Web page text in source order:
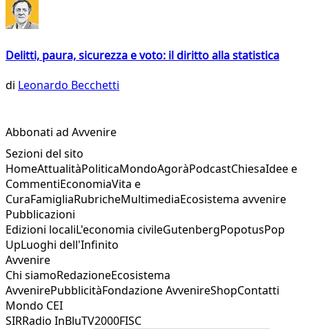
Delitti, paura, sicurezza e voto: il diritto alla statistica
di Leonardo Becchetti
Abbonati ad Avvenire
Sezioni del sito
HomeAttualitàPoliticaMondoAgoràPodcastChiesaIdee e
CommentiEconomiaVita e
CuraFamigliaRubricheMultimediaEcosistema avvenire
Pubblicazioni
Edizioni localiL'economia civileGutenbergPopotusPop
UpLuoghi dell'Infinito
Avvenire
Chi siamoRedazioneEcosistema
AvvenirePubblicitàFondazione AvvenireShopContatti
Mondo CEI
SIRRadio InBluTV2000FISC